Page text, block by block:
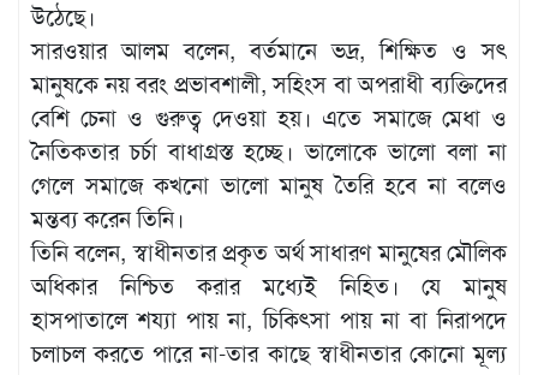
উঠেছে।
সারওয়ার আলম বলেন, বর্তমানে ভদ্র, শিক্ষিত ও সৎ
মানুষকে নয় বরং প্রভাবশালী, সহিংস বা অপরাধী ব্যক্তিদের
বেশি চেনা ও গুরুত্ব দেওয়া হয়। এতে সমাজে মেধা ও
নৈতিকতার চর্চা বাধাগ্রস্ত হচ্ছে। ভালোকে ভালো বলা না
গেলে সমাজে কখনো ভালো মানুষ তৈরি হবে না বলেও
মন্তব্য করেন তিনি।
তিনি বলেন, স্বাধীনতার প্রকৃত অর্থ সাধারণ মানুষের মৌলিক
অধিকার নিশ্চিত করার মধ্যেই নিহিত। যে মানুষ
হাসপাতালে শয্যা পায় না, চিকিৎসা পায় না বা নিরাপদে
চলাচল করতে পারে না-তার কাছে স্বাধীনতার কোনো মূল্য